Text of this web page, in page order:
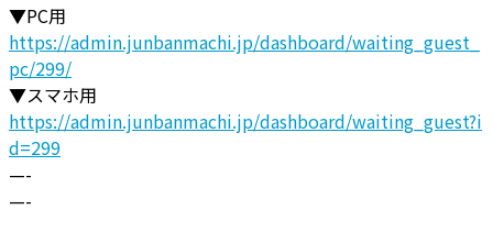
▼PC用
https://admin.junbanmachi.jp/dashboard/waiting_guest_
pc/299/
▼スマホ用
https://admin.junbanmachi.jp/dashboard/waiting_guest?i
d=299
—-
—-